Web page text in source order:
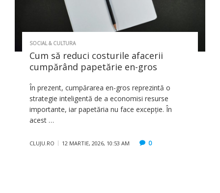
SOCIAL & CULTURA
Cum să reduci costurile afacerii
cumpărând papetărie en-gros
În prezent, cumpărarea en-gros reprezintă o
strategie inteligentă de a economisi resurse
importante, iar papetăria nu face excepție. În
acest …
CLUJU.RO 12 MARTIE, 2026, 10:53 AM 0